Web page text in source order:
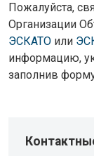
Пожалуйста,
Организации
ЭСКАТО или
информацию,
заполнив